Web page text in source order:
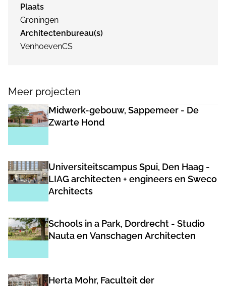
Plaats
Groningen
Architectenbureau(s)
VenhoevenCS
Meer projecten
Midwerk-gebouw, Sappemeer - De
Zwarte Hond
Universiteitscampus Spui, Den Haag -
LIAG architecten + engineers en Sweco
Architects
Schools in a Park, Dordrecht - Studio
Nauta en Vanschagen Architecten
Herta Mohr, Faculteit der